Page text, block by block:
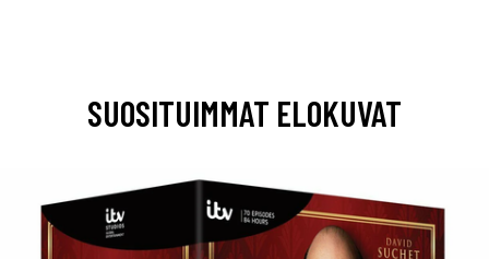
SUOSITUIMMAT ELOKUVAT